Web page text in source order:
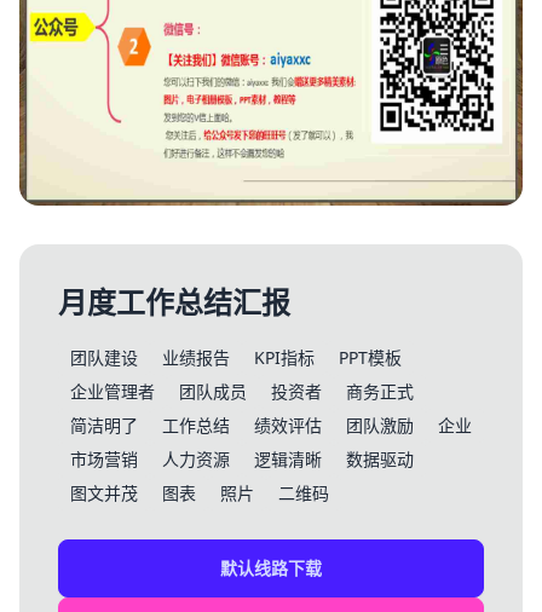
月度工作总结汇报
团队建设 业绩报告 KPI指标
PPT模板
企业管理者
团队成员 投资者
商务正式
简洁明了
工作总结 绩效评估 团队激励
企业
市场营销
人力资源 逻辑清晰
数据驱动
图文并茂
图表 照片 二维码
默认线路下载